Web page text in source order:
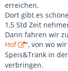
erreichen.
Dort gibt es
1,5 Std Zeit
Dann fahren wir
Hof
", von wo
Speis&Trank in
verbringen.